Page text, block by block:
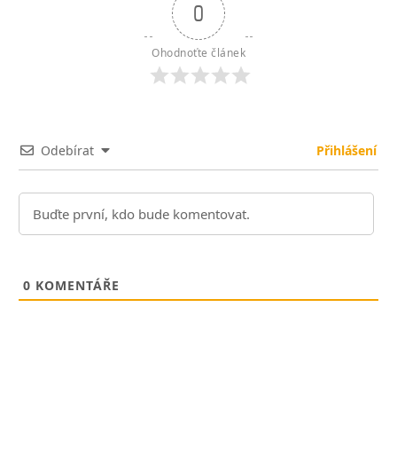
0
Ohodnoťte článek
Odebírat Přihlášení
0 KOMENTÁŘE